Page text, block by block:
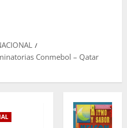
Conmebol – Qatar